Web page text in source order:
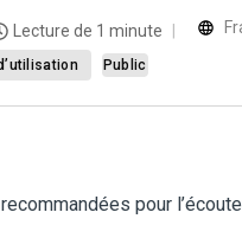
Lecture de 1 minute
Public
pour